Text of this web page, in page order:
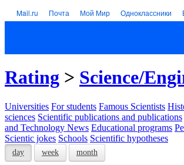
Mail.ru Почта Мой Мир Одноклассники
Rating > Science/
Universities For students Famous Scientists
sciences Scientific publications and publications
and Technology News Educational programs
Scientic jokes Schools Scientific hypotheses
day week month